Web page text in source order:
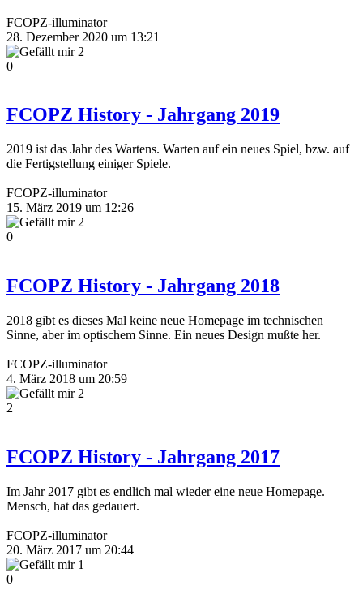
FCOPZ-illuminator
28. Dezember 2020 um 13:21
2
0
FCOPZ History - Jahrgang 2019
2019 ist das Jahr des Wartens. Warten auf ein neues Spiel, bzw. auf
die Fertigstellung einiger Spiele.
FCOPZ-illuminator
15. März 2019 um 12:26
2
0
FCOPZ History - Jahrgang 2018
2018 gibt es dieses Mal keine neue Homepage im technischen
Sinne, aber im optischem Sinne. Ein neues Design mußte her.
FCOPZ-illuminator
4. März 2018 um 20:59
2
2
FCOPZ History - Jahrgang 2017
Im Jahr 2017 gibt es endlich mal wieder eine neue Homepage.
Mensch, hat das gedauert.
FCOPZ-illuminator
20. März 2017 um 20:44
1
0